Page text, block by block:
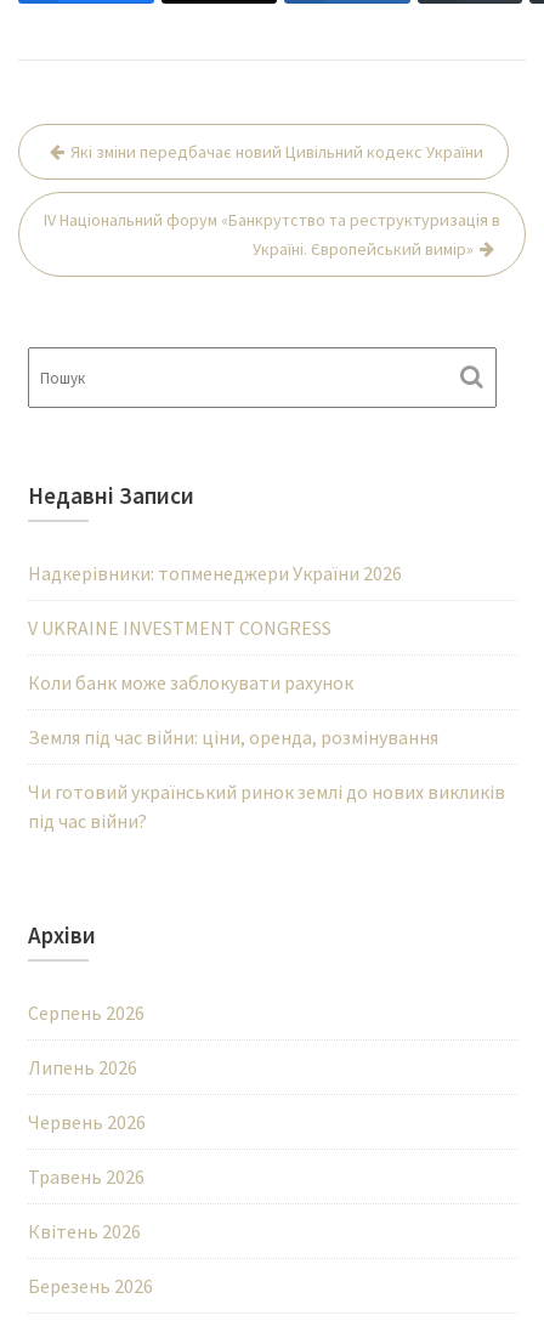
Навігація
записів
Які зміни передбачає новий Цивільний кодекс України
IV Національний форум «Банкрутство та реструктуризація в
Україні. Європейський вимір»
Недавні Записи
Надкерівники: топменеджери України 2026
V UKRAINE INVESTMENT CONGRESS
Коли банк може заблокувати рахунок
Земля під час війни: ціни, оренда, розмінування
Чи готовий український ринок землі до нових викликів
під час війни?
Архіви
Серпень 2026
Липень 2026
Червень 2026
Травень 2026
Квітень 2026
Березень 2026